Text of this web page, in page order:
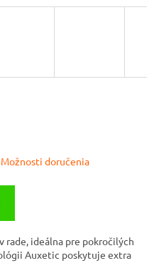
Možnosti doručenia
rade, ideálna pre pokročilých
Auxetic poskytuje extra